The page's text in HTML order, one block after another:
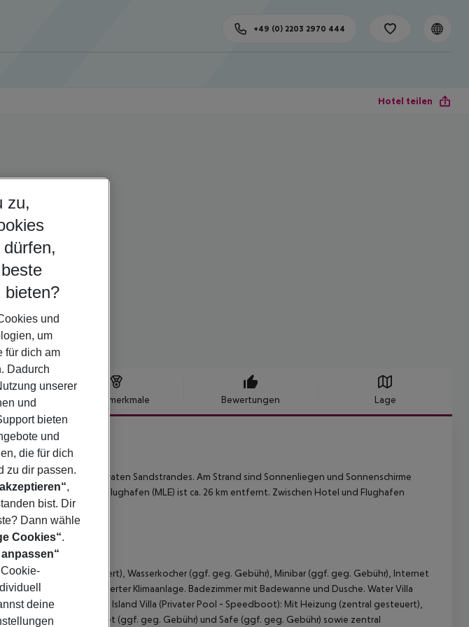
+49 (0) 2203 2970 444
Hotel teilen
Hotelmerkmale Bewertungen Lage
Umgebung eines privaten Sandstrandes. Am Strand sind Sonnenliegen und Sonnenschirme
40 km entfernt. Der Flughafen (MLE) ist ca. 26 km entfernt. Zwischen Hotel und Flughafen
Tag.
(zentral gesteuert), Wasserkocher (ggf. geg. Gebühr), Minibar (ggf. geg. Gebühr), Internet
sowie zentral gesteuerter Klimaanlage. Badezimmer mit Badewanne und Dusche. Water Villa
Pool - Speedboot): Island Villa (Privater Pool - Speedboot): Mit Heizung (zentral gesteuert),
geg. Gebühr), Internet (ggf. geg. Gebühr) und Safe (ggf. geg. Gebühr) sowie zentral
zu,
bieten?
und
um
für dich am
Dadurch
unserer
und
bieten
und
die für dich
zu dir passen.
,
bist. Dir
Dann wähle
Cookies“.
deine